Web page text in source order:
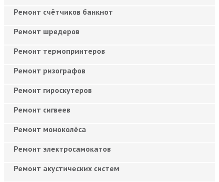
Ремонт счётчиков банкнот
Ремонт шредеров
Ремонт термопринтеров
Ремонт ризографов
Ремонт гироскутеров
Ремонт сигвеев
Ремонт моноколёса
Ремонт электросамокатов
Ремонт акустических систем